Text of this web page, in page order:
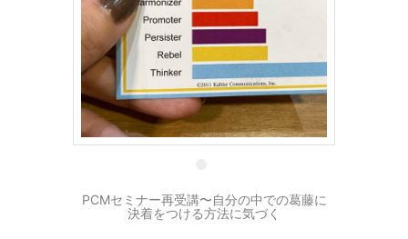
25 10月
PCMセミナー再受講〜自分の中での葛藤に
決着をつける方法に気づく